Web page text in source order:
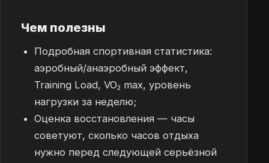
Чем полезны
Подробная спортивная статистика:
аэробный/анаэробный эффект,
Training Load, VO₂ max, уровень
нагрузки за неделю;
Оценка восстановления — часы
советуют, сколько часов отдыха
нужно перед следующей серьёзной